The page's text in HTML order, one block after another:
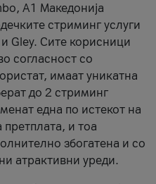
А1 Македонија
стриминг услуги
Gley. Сите корисници
согласност со
имаат уникатна
до 2 стриминг
една по истекот на
и тоа
збогатена и со
атрактивни уреди.